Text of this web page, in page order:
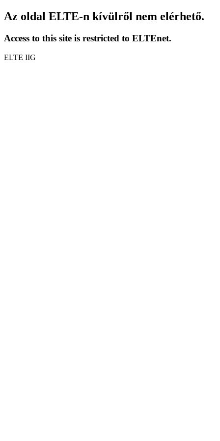
Az oldal ELTE-n kívülről nem elérhető.
Access to this site is restricted to ELTEnet.
ELTE IIG